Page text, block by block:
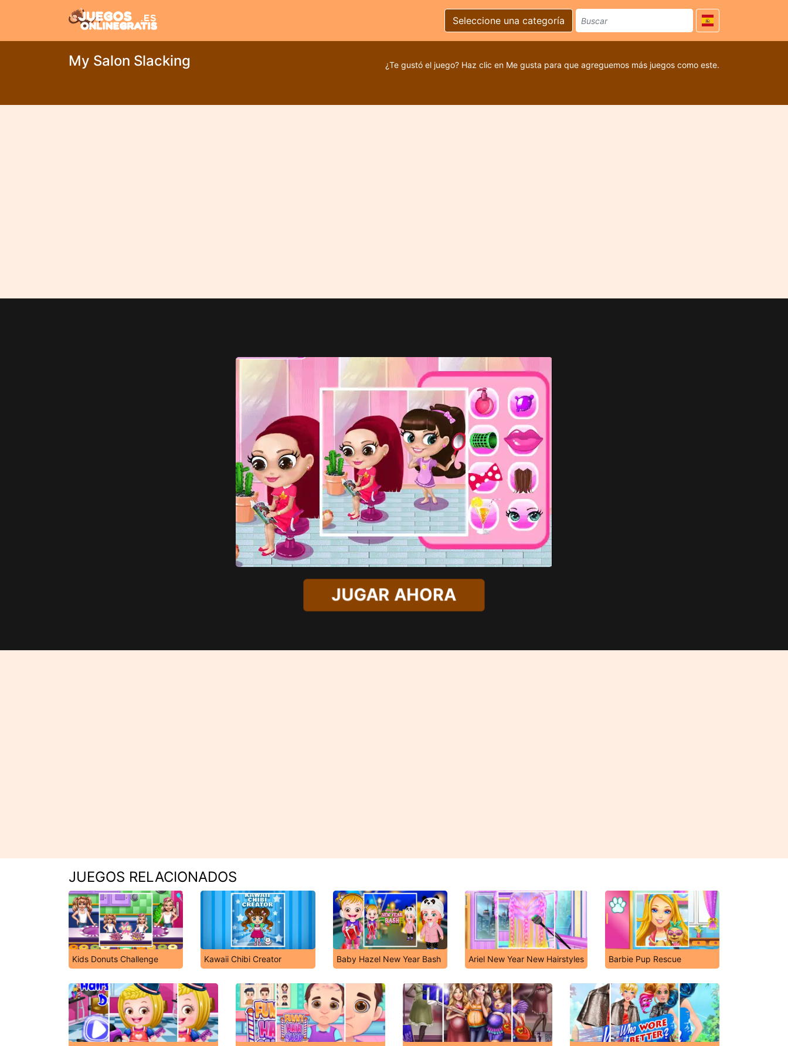
Seleccione una categoría
My Salon Slacking ¿Te gustó el juego? Haz clic en Me gusta para que agreguemos más juegos como este.
JUGAR AHORA
JUEGOS RELACIONADOS
Kids Donuts Challenge Kawaii Chibi Creator Baby Hazel New Year Bash Ariel New Year New Hairstyles Barbie Pup Rescue